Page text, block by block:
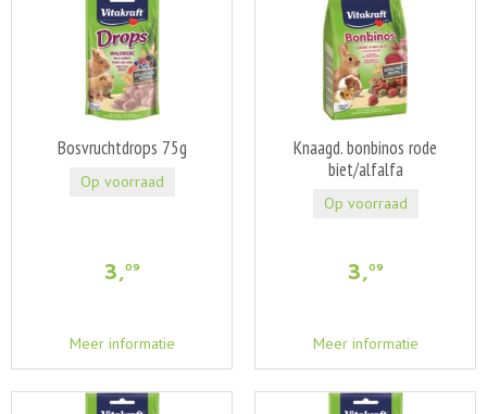
Bosvruchtdrops 75g
3,09
Meer informatie
Op voorraad
Knaagd. bonbinos rode
biet/alfalfa
3,09
Meer informatie
Op voorraad